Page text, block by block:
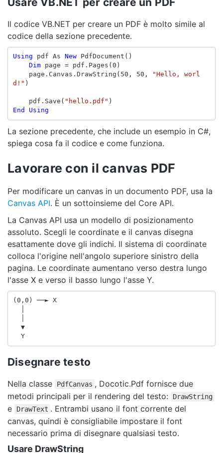
Il codice VB.NET per creare un PDF è molto simile al
codice della sezione precedente.
Using pdf As New PdfDocument ()
Dim
page = pdf . Pages ( 0 )
page . Canvas . DrawString ( 50 , 50 ,
"Hello, worl
d!" )
pdf . Save ( "hello.pdf" )
End
Using
La sezione precedente, che include un esempio in C#,
spiega cosa fa il codice e come funziona.
Lavorare con il canvas PDF
Per modificare un canvas in un documento PDF, usa la
Canvas API. È un sottoinsieme del Core API.
La Canvas API usa un modello di posizionamento
assoluto. Scegli le coordinate e il canvas disegna
esattamente dove gli indichi. Il sistema di coordinate
colloca l'origine nell'angolo superiore sinistro della
pagina. Le coordinate aumentano verso destra lungo
l'asse X e verso il basso lungo l'asse Y.
(0,0) ──► X
  Y
Disegnare testo
Nella classe PdfCanvas , Docotic.Pdf fornisce due
metodi principali per il rendering del testo:
DrawString
e DrawText . Entrambi usano il font corrente del
canvas, quindi è consigliabile impostare il font
necessario prima di disegnare qualsiasi testo.
Usare DrawString